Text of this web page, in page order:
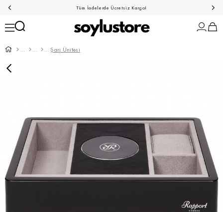
Tüm İadelerde Ücretsiz Kargo!
Şarj Ünitesi